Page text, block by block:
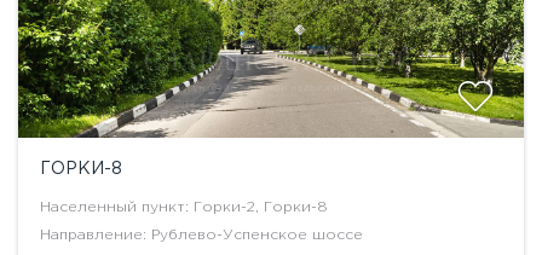
ГОРКИ-8
Населенный пункт: Горки-2, Горки-8
Направление: Рублево-Успенское шоссе